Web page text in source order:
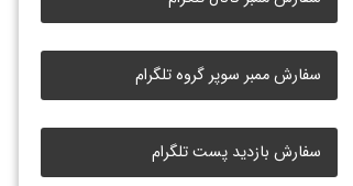
سفارش ممبر سوپر گروه تلگرام
سفارش بازدید پست تلگرام